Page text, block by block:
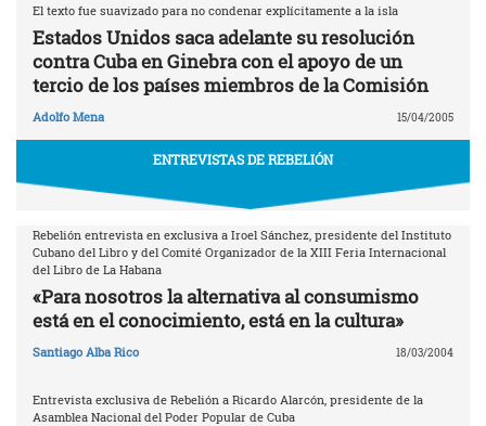
El texto fue suavizado para no condenar explícitamente a la isla
Estados Unidos saca adelante su resolución
contra Cuba en Ginebra con el apoyo de un
tercio de los países miembros de la Comisión
Adolfo Mena 15/04/2005
ENTREVISTAS DE REBELIÓN
Rebelión entrevista en exclusiva a Iroel Sánchez, presidente del Instituto
Cubano del Libro y del Comité Organizador de la XIII Feria Internacional
del Libro de La Habana
«Para nosotros la alternativa al consumismo
está en el conocimiento, está en la cultura»
Santiago Alba Rico 18/03/2004
Entrevista exclusiva de Rebelión a Ricardo Alarcón, presidente de la
Asamblea Nacional del Poder Popular de Cuba